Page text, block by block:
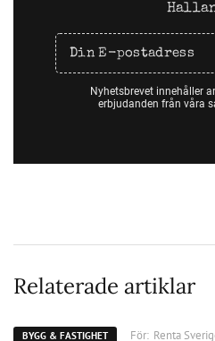
Nyhetsbrevet innehåller
erbjudanden från våra
Relaterade artiklar
BYGG & FASTIGHET För: Renta